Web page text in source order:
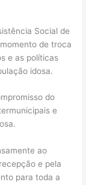
Social de
de troca
e as políticas
idosa.
do
e
ao
e pela
para toda a